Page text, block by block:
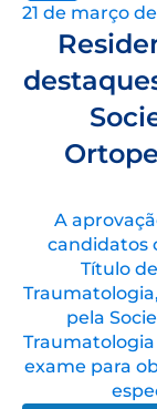
21 de março
A
candidatos
Título
pela
exame para